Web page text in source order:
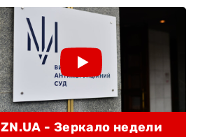
ZN.UA - Зеркало недели